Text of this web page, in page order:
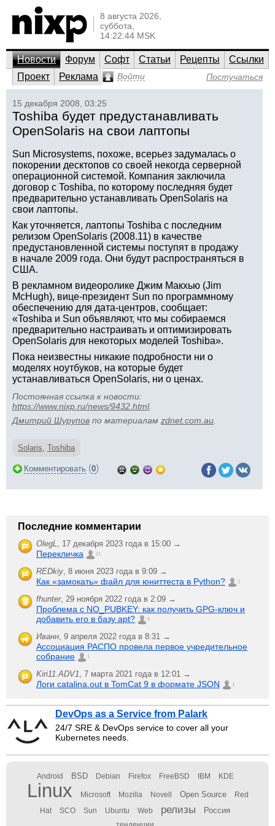
8 августа 2026,
суббота,
14:22:44 MSK
Новости Форум Софт Статьи Рецепты
Ссылки
Проект
Реклама Войти Постучаться
15 декабря 2008, 03:25
Toshiba будет предустанавливать
OpenSolaris на свои лаптопы
Sun Microsystems, похоже, всерьез задумалась о
покорении десктопов со своей некогда серверной
операционной системой. Компания заключила
договор с Toshiba, по которому последняя будет
предварительно устанавливать OpenSolaris на
свои лаптопы.
Как уточняется, лаптопы Toshiba с последним
релизом OpenSolaris (2008.11) в качестве
предустановленной системы поступят в продажу
в начале 2009 года. Они будут распространяться в
США.
В рекламном видеоролике Джим Макхью (Jim
McHugh), вице-президент Sun по программному
обеспечению для дата-центров, сообщает:
«Toshiba и Sun объявляют, что мы собираемся
предварительно настраивать и оптимизировать
OpenSolaris для некоторых моделей Toshiba».
Пока неизвестны никакие подробности ни о
моделях ноутбуков, на которые будет
устанавливаться OpenSolaris, ни о ценах.
Постоянная ссылка к новости:
https://www.nixp.ru/news/9432.html.
Дмитрий Шурупов по материалам zdnet.com.au
Solaris, Toshiba
Комментировать (0)
Последние комментарии
OlegL, 17 декабря 2023 года в 15:00 →
Перекличка 21
REDkiy, 8 июня 2023 года в 9:09 →
Как «замокать» файл для юниттеста в Python? 2
fhunter, 29 ноября 2022 года в 2:09 →
Проблема с NO_PUBKEY: как получить GPG-ключ и
добавить его в базу apt?
6
Иванн, 9 апреля 2022 года в 8:31 →
Ассоциация РАСПО провела первое учредительное
собрание
1
Kiri11.ADV1, 7 марта 2021 года в 12:01 →
Логи catalina.out в TomCat 9 в формате JSON 1
DevOps as a Service from Palark
24/7 SRE & DevOps service to cover all your
Kubernetes needs.
Android BSD Debian Firefox FreeBSD IBM KDE
Linux Microsoft Mozilla Novell Open Source Red
Hat SCO Sun Ubuntu Web релизы Россия